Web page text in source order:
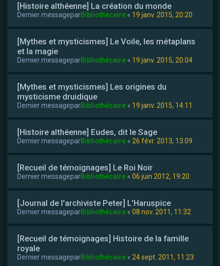
[Histoire althéenne] La création du monde
Dernier messageparBibliothécaire « 19 janv. 2015, 20:20
[Mythes et mysticismes] Le Voile, les métaplans
et la magie
Dernier messageparBibliothécaire « 19 janv. 2015, 20:04
[Mythes et mysticismes] Les origines du
mysticisme druidique
Dernier messageparBibliothécaire « 19 janv. 2015, 14:11
[Histoire althéenne] Eudes, dit le Sage
Dernier messageparBibliothécaire « 26 févr. 2013, 13:09
[Recueil de témoignages] Le Roi Noir
Dernier messageparBibliothécaire « 06 juin 2012, 19:20
[Journal de l'archiviste Peter] L'Haruspice
Dernier messageparBibliothécaire « 08 nov. 2011, 11:32
[Recueil de témoignages] Histoire de la famille
royale
Dernier messageparBibliothécaire « 24 sept. 2011, 11:23